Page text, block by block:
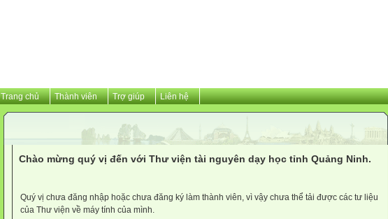
Trang chủ Thành viên Trợ giúp Liên hệ
Chào mừng quý vị đến với Thư viện tài nguyên dạy học tỉnh Quảng Ninh.
Quý vị chưa đăng nhập hoặc chưa đăng ký làm thành viên, vì vậy chưa thể tải được các tư liệu
của Thư viện về máy tính của mình.